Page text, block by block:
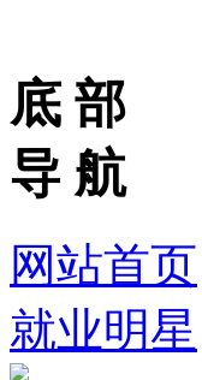
底 部
导 航
网站首页
就业明星